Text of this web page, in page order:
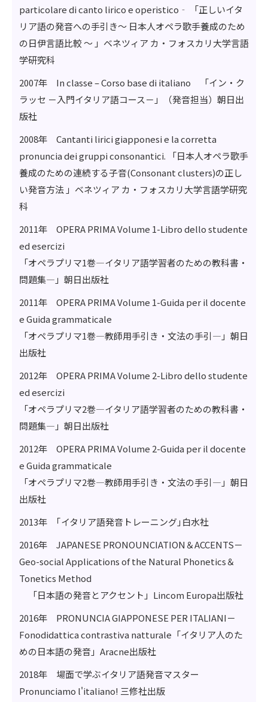
particolare di canto lirico e operistico‐ 「正しいイタ
リア語の発音への手引き～ 日本人オペラ歌手養成のため
の日伊言語比較 ～ 」ベネツィア カ・フォスカリ大学言語
学研究科
2007年 In classe – Corso base di italiano 「イン・ク
ラッセ －入門イタリア語コース－」（発音担当）朝日出
版社
2008年 Cantanti lirici giapponesi e la corretta
pronuncia dei gruppi consonantici. 「日本人オペラ歌手
養成のための連続する子音(Consonant clusters)の正し
い発音方法 」ベネツィア カ・フォスカリ大学言語学研究
科
2011年 OPERA PRIMA Volume 1-Libro dello studente
ed esercizi
「オペラプリマ1巻―イタリア語学習者のための教科書・
問題集―」朝日出版社
2011年 OPERA PRIMA Volume 1-Guida per il docente
e Guida grammaticale
「オペラプリマ1巻―教師用手引き・文法の手引―」朝日
出版社
2012年 OPERA PRIMA Volume 2-Libro dello studente
ed esercizi
「オペラプリマ2巻―イタリア語学習者のための教科書・
問題集―」朝日出版社
2012年 OPERA PRIMA Volume 2-Guida per il docente
e Guida grammaticale
「オペラプリマ2巻―教師用手引き・文法の手引―」朝日
出版社
2013年 ｢イタリア語発音トレーニング｣白水社
2016年 JAPANESE PRONOUNCIATION＆ACCENTS－
Geo-social Applications of the Natural Phonetics＆
Tonetics Method
「日本語の発音とアクセント」Lincom Europa出版社
2016年 PRONUNCIA GIAPPONESE PER ITALIANI－
Fonodidattica contrastiva natturale「イタリア人のた
めの日本語の発音」Aracne出版社
2018年 場面で学ぶイタリア語発音マスター
Pronunciamo l'italiano! 三修社出版